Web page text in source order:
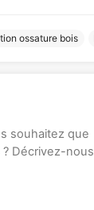
ossature bois
souhaitez que
Décrivez-nous